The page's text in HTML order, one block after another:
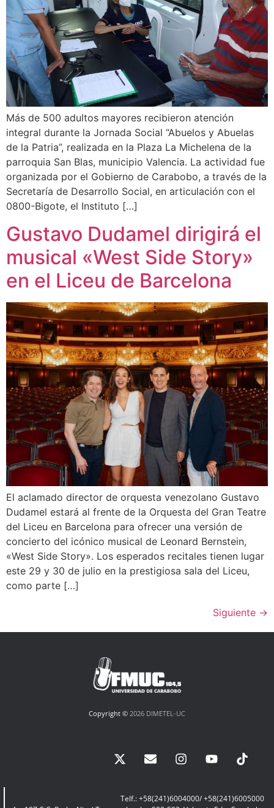
Más de 500 adultos mayores recibieron atención
integral durante la Jornada Social “Abuelos y Abuelas
de la Patria”, realizada en la Plaza La Michelena de la
parroquia San Blas, municipio Valencia. La actividad fue
organizada por el Gobierno de Carabobo, a través de la
Secretaría de Desarrollo Social, en articulación con el
0800-Bigote, el Instituto […]
Gustavo Dudamel dirigirá el
musical «West Side Story»
en el Liceu de Barcelona
El aclamado director de orquesta venezolano Gustavo
Dudamel estará al frente de la Orquesta del Gran Teatre
del Liceu en Barcelona para ofrecer una versión de
concierto del icónico musical de Leonard Bernstein,
«West Side Story». Los esperados recitales tienen lugar
este 29 y 30 de julio en la prestigiosa sala del Liceu,
como parte […]
Siguiente →
Copyright © 2026 DIMETEL-UC
Telf.: +58(241)6004000/ +58(241)6005000